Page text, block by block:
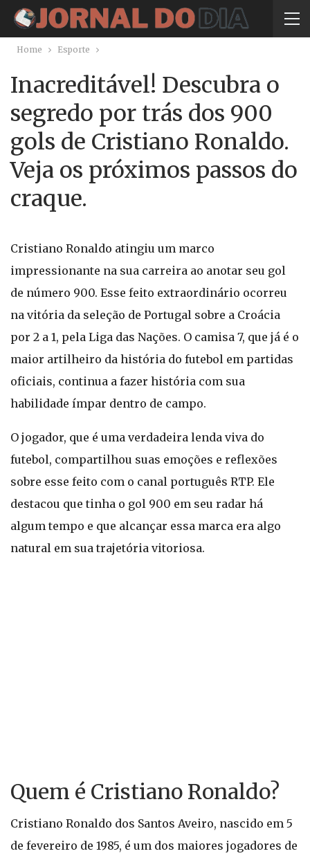
Home Esporte
Inacreditável! Descubra o
segredo por trás dos 900
gols de Cristiano Ronaldo.
Veja os próximos passos do
craque.
Cristiano Ronaldo atingiu um marco
impressionante na sua carreira ao anotar seu gol
de número 900. Esse feito extraordinário ocorreu
na vitória da seleção de Portugal sobre a Croácia
por 2 a 1, pela Liga das Nações. O camisa 7, que já é o
maior artilheiro da história do futebol em partidas
oficiais, continua a fazer história com sua
habilidade ímpar dentro de campo.
O jogador, que é uma verdadeira lenda viva do
futebol, compartilhou suas emoções e reflexões
sobre esse feito com o canal português RTP. Ele
destacou que tinha o gol 900 em seu radar há
algum tempo e que alcançar essa marca era algo
natural em sua trajetória vitoriosa.
Quem é Cristiano Ronaldo?
Cristiano Ronaldo dos Santos Aveiro, nascido em 5
de fevereiro de 1985, é um dos maiores jogadores de